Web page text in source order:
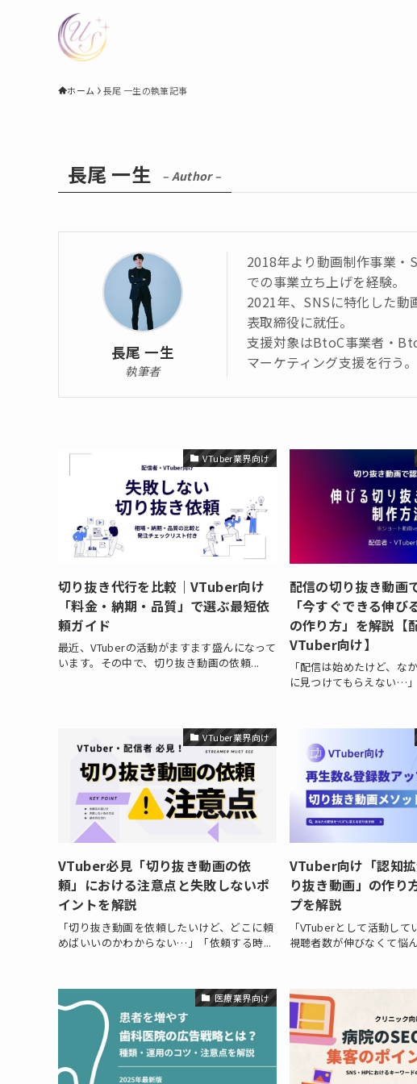
ホーム 長尾 一生の執筆記事
長尾 一生 – Author –
長尾 一生
執筆者
2018年より動画制作事業・
での事業立ち上げを経験。
2021年、SNSに特化した
表取締役に就任。
支援対象はBtoC事業者・
マーケティング支援を行う。
VTuber業界向け
切り抜き代行を比較｜VTuber向け
「料金・納期・品質」で選ぶ最短依
頼ガイド
最近、VTuberの活動がますます盛んになって
います。その中で、切り抜き動画の依頼...
配信の切り抜き動画
「今すぐできる伸
の作り方」を解説【
VTuber向け】
「配信は始めたけど、な
に見つけてもらえない…
VTuber業界向け
VTuber必見「切り抜き動画の依
頼」における注意点と失敗しないポ
イントを解説
「切り抜き動画を依頼したいけど、どこに頼
めばいいのかわからない…」「依頼する時...
VTuber向け「認知
り抜き動画」の作り
プを解説
「VTuberとして活動し
視聴者数が伸びなくて悩
医療業界向け